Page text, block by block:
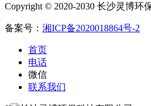
Copyright © 2020-2030 长沙灵博环
备案号： 湘ICP备2020018864号-2
首页
电话
微信
联系我们